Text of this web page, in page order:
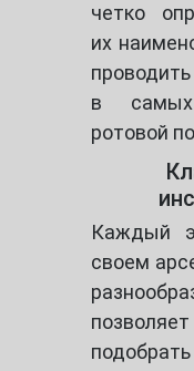
четко
их
в
ротовой
Каждый
своем